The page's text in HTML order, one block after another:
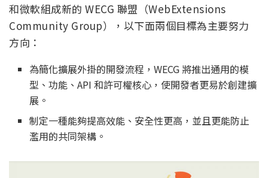
和微軟組成新的 WECG 聯盟（WebExtensions
Community Group），以下面兩個目標為主要努力
方向：
為簡化擴展外掛的開發流程，WECG 將推出通用的模
型、功能、API 和許可權核心，使開發者更易於創建擴
展。
制定一種能夠提高效能、安全性更高，並且更能防止
濫用的共同架構。